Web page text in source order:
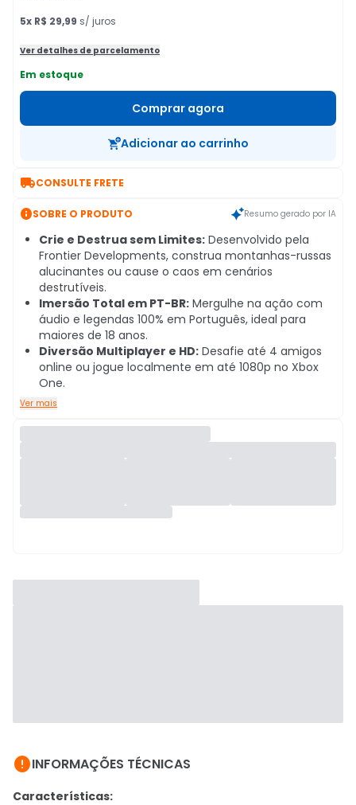
5x R$ 29,99 s/ juros
Ver detalhes de parcelamento
Em estoque
Comprar agora
Adicionar ao carrinho
CONSULTE FRETE
SOBRE O PRODUTO Resumo gerado por IA
Crie e Destrua sem Limites: Desenvolvido pela
Frontier Developments, construa montanhas-russas
alucinantes ou cause o caos em cenários
destrutíveis.
Imersão Total em PT-BR: Mergulhe na ação com
áudio e legendas 100% em Português, ideal para
maiores de 18 anos.
Diversão Multiplayer e HD: Desafie até 4 amigos
online ou jogue localmente em até 1080p no Xbox
One.
Ver mais
INFORMAÇÕES TÉCNICAS
Características: